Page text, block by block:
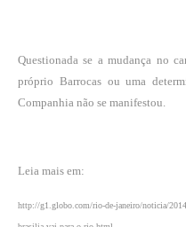
Questionada se a mudança no
próprio Barrocas ou uma
Companhia não se manifestou.
Leia mais em:
http://g1.globo.com/rio-de-janeiro/noticia/